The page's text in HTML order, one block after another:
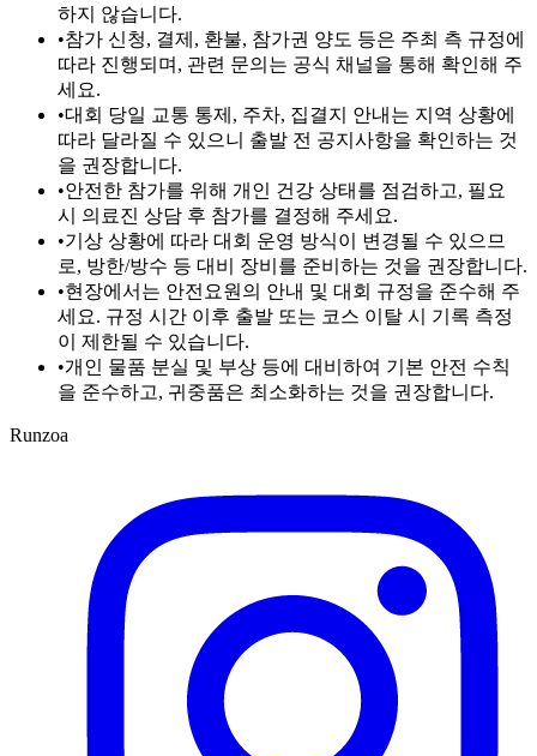
하지 않습니다.
•참가 신청, 결제, 환불, 참가권 양도 등은 주최 측 규정에
따라 진행되며, 관련 문의는 공식 채널을 통해 확인해 주
세요.
•대회 당일 교통 통제, 주차, 집결지 안내는 지역 상황에
따라 달라질 수 있으니 출발 전 공지사항을 확인하는 것
을 권장합니다.
•안전한 참가를 위해 개인 건강 상태를 점검하고, 필요
시 의료진 상담 후 참가를 결정해 주세요.
•기상 상황에 따라 대회 운영 방식이 변경될 수 있으므
로, 방한/방수 등 대비 장비를 준비하는 것을 권장합니다.
•현장에서는 안전요원의 안내 및 대회 규정을 준수해 주
세요. 규정 시간 이후 출발 또는 코스 이탈 시 기록 측정
이 제한될 수 있습니다.
•개인 물품 분실 및 부상 등에 대비하여 기본 안전 수칙
을 준수하고, 귀중품은 최소화하는 것을 권장합니다.
Runzoa